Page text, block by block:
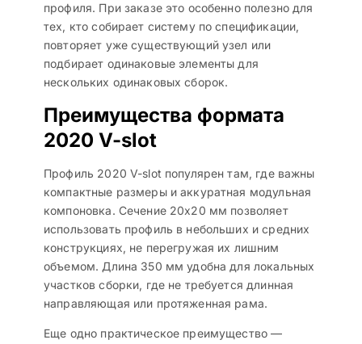
профиля. При заказе это особенно полезно для
тех, кто собирает систему по спецификации,
повторяет уже существующий узел или
подбирает одинаковые элементы для
нескольких одинаковых сборок.
Преимущества формата
2020 V-slot
Профиль 2020 V-slot популярен там, где важны
компактные размеры и аккуратная модульная
компоновка. Сечение 20х20 мм позволяет
использовать профиль в небольших и средних
конструкциях, не перегружая их лишним
объемом. Длина 350 мм удобна для локальных
участков сборки, где не требуется длинная
направляющая или протяженная рама.
Еще одно практическое преимущество —